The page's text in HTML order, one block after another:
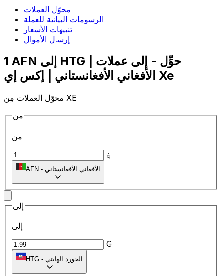
محوّل العملات
الرسومات البيانية للعملة
تنبيهات الأسعار
إرسال الأموال
1 AFN إلى HTG | حوِّل - إلى عملات
الأفغاني الأفغانستاني | إكس إي Xe
محوّل العملات مِن XE
من
من
؋
AFN - الأفغاني الأفغانستاني
إلى
إلى
G
HTG - الجورد الهايتي